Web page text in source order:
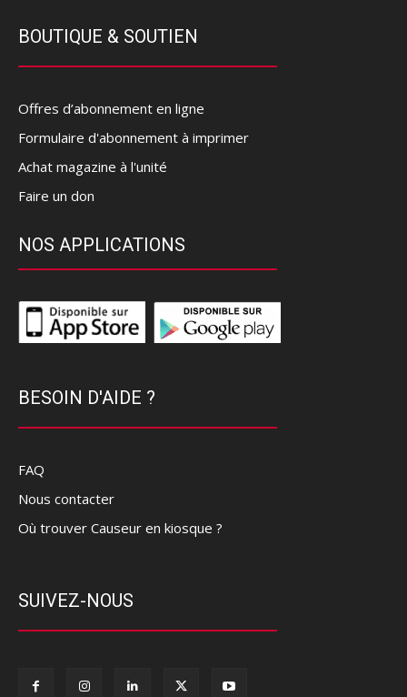
BOUTIQUE & SOUTIEN
Offres d’abonnement en ligne
Formulaire d'abonnement à imprimer
Achat magazine à l'unité
Faire un don
NOS APPLICATIONS
BESOIN D'AIDE ?
FAQ
Nous contacter
Où trouver Causeur en kiosque ?
SUIVEZ-NOUS